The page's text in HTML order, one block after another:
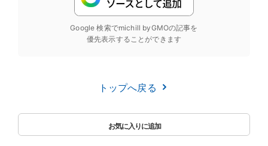
Google 検索でmichill byGMOの記事を
優先表示することができます
トップへ戻る